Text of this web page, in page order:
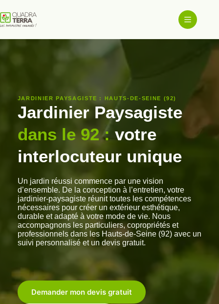
au
contenu
JARDINIER PAYSAGISTE : HAUTS-DE-SEINE (92)
Jardinier Paysagiste
dans le 92: votre
interlocuteur unique
Un jardin réussi commence par une vision
d’ensemble. De la conception à l’entretien, votre
jardinier-paysagiste réunit toutes les compétences
nécessaires pour créer un extérieur esthétique,
durable et adapté à votre mode de vie. Nous
accompagnons les particuliers, copropriétés et
professionnels dans les Hauts-de-Seine (92) avec un
suivi personnalisé et un devis gratuit.
Demander mon devis gratuit